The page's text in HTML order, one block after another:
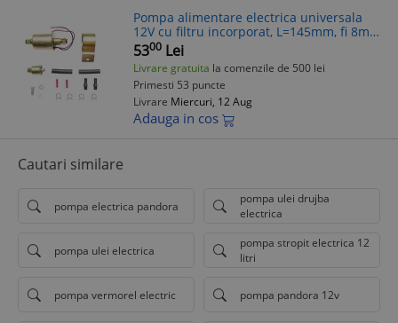
Pompa alimentare electrica universala
12V cu filtru incorporat, L=145mm, fi 8mm,
pentru motorina/benzina, OEM YK-2047,
E8012SS
5300 Lei
Livrare gratuita la comenzile de 500 lei
Primesti 53 puncte
Livrare Miercuri, 12 Aug
Adauga in cos
Cautari similare
pompa electrica pandora
pompa ulei drujba
electrica
pompa ulei electrica
pompa stropit electrica 12
litri
pompa vermorel electric pompa pandora 12v